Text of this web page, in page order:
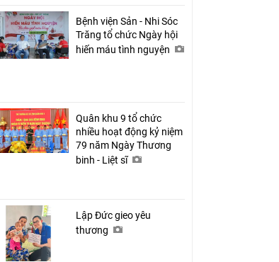
Bệnh viện Sản - Nhi Sóc
Trăng tổ chức Ngày hội
hiến máu tình nguyện
Quân khu 9 tổ chức
nhiều hoạt động kỷ niệm
79 năm Ngày Thương
binh - Liệt sĩ
Lập Đức gieo yêu
thương